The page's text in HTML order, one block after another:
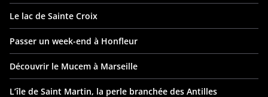
Le lac de Sainte Croix
Passer un week-end à Honfleur
Découvrir le Mucem à Marseille
L’île de Saint Martin, la perle branchée des Antilles